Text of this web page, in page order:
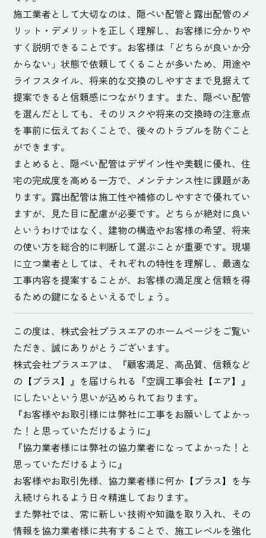
施工業者として大切なのは、隠ぺい配管と露出配管のメ
リット・デメリットを正しく理解し、お客様に分かりや
すく説明できることです。お客様は「どちらが良いか分
からない」状態で依頼してくることが多いため、用途や
ライフスタイル、将来的な交換のしやすさまで見据えて
提案できると信頼感につながります。また、隠ぺい配管
を選んだとしても、そのリスクや将来の交換時の注意点
を事前に伝えておくことで、後々のトラブルを防ぐこと
ができます。
まとめると、隠ぺい配管はデザイン性や美観に優れ、住
宅の完成度を高める一方で、メンテナンス性に課題があ
ります。露出配管は施工性や補修のしやすさで優れてい
ますが、見た目に配慮が必要です。どちらが絶対に良い
というわけではなく、建物の構造やお客様の希望、将来
の使い方を総合的に判断して選ぶことが重要です。現場
に立つ業者としては、それぞれの特性を理解し、最適な
工事内容を提案することが、お客様の満足度と信頼を得
るための鍵になるといえるでしょう。
この度は、株式会社プラスエアのホームページをご覧い
ただき、誠にありがとうございます。
株式会社プラスエアは、『顧客満足、高品質、信頼など
の【プラス】』を届けられる『空調工事会社【エア】』
にしたいという思いが込められております。
『お客様やお取引様には弊社に工事をお願いしてよかっ
た！と思っていただけるように』
『協力業者様には弊社の協力業者になってよかった！と
思っていただけるように』
お客様やお取引先様、協力業者様に何か【プラス】を与
え続けられるよう日々精進しております。
また弊社では、常に新しい技術や知識を取り入れ、その
情報を協力業者様に共有することで、施工レベルを強化